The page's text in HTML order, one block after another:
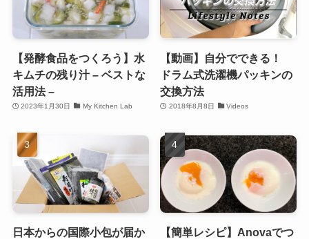
【発酵食品をつくろう】水
キムチの残り汁 – ベストな
活用法 –
2023年1月30日 My Kitchen Lab
【動画】自分でできる！
ドラム式洗濯機パッキンの
交換方法
2018年8月8日 Videos
日本からの国際小包が届か
【簡単レシピ】Anovaでつ